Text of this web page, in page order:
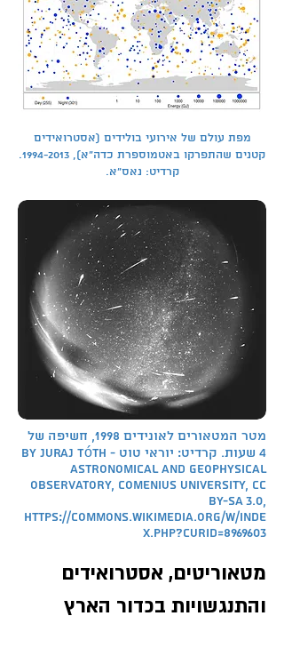
מפת עולם של אירועי בולידים (אסטרואידים
קטנים שהתפרקו באטמוספרת כדה"א), 1994-2013
.
קרדיט: נאס"א.
מטר המטאורים לאונידים 1998, חשיפה של
4 שעות. קרדיט: יוראי טוט
By Juraj Tóth -
Astronomical and geophysical
observatory, Comenius University, CC
BY-SA 3.0,
https://commons.wikimedia.org/w/inde
x.php?curid=8969603
מטאוריטים, אסטרואידים
והתנגשויות בכדור הארץ